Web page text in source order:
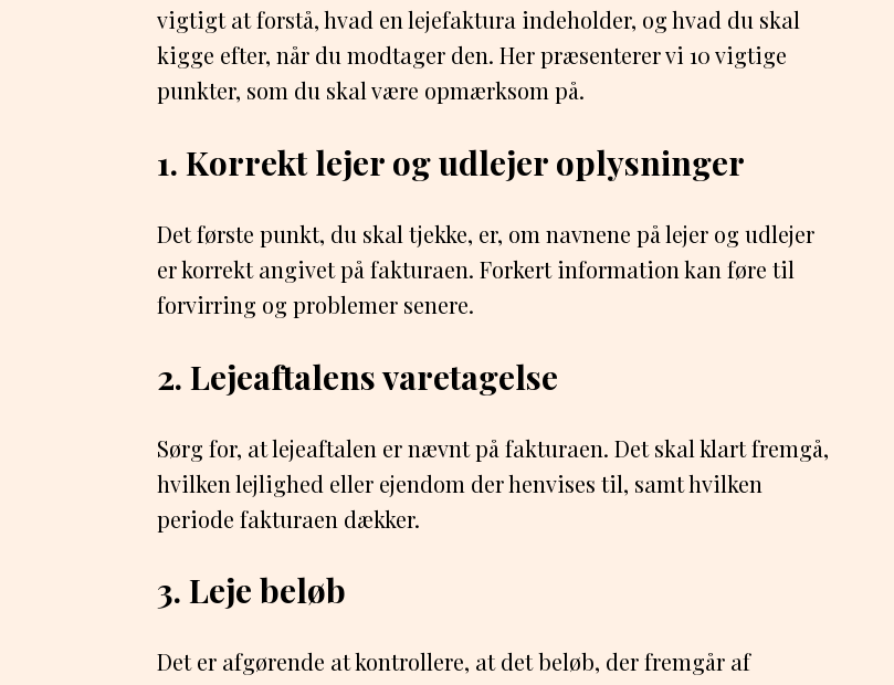
vigtigt at forstå, hvad en lejefaktura indeholder, og hvad du skal
kigge efter, når du modtager den. Her præsenterer vi 10 vigtige
punkter, som du skal være opmærksom på.
1. Korrekt lejer og udlejer oplysninger
Det første punkt, du skal tjekke, er, om navnene på lejer og udlejer
er korrekt angivet på fakturaen. Forkert information kan føre til
forvirring og problemer senere.
2. Lejeaftalens varetagelse
Sørg for, at lejeaftalen er nævnt på fakturaen. Det skal klart fremgå,
hvilken lejlighed eller ejendom der henvises til, samt hvilken
periode fakturaen dækker.
3. Leje beløb
Det er afgørende at kontrollere, at det beløb, der fremgår af